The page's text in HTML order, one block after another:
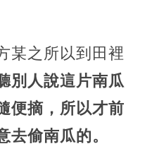
某之所以到田裡
別人說這片南瓜
便摘，所以才前
去偷南瓜的。